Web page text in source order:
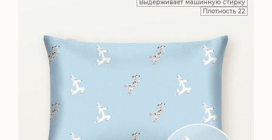
Выдерживает машинную стирку
Плотность 22